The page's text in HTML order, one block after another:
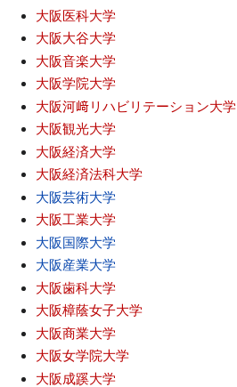
大阪医科大学
大阪大谷大学
大阪音楽大学
大阪学院大学
大阪河﨑リハビリテーション大学
大阪観光大学
大阪経済大学
大阪経済法科大学
大阪芸術大学
大阪工業大学
大阪国際大学
大阪産業大学
大阪歯科大学
大阪樟蔭女子大学
大阪商業大学
大阪女学院大学
大阪成蹊大学